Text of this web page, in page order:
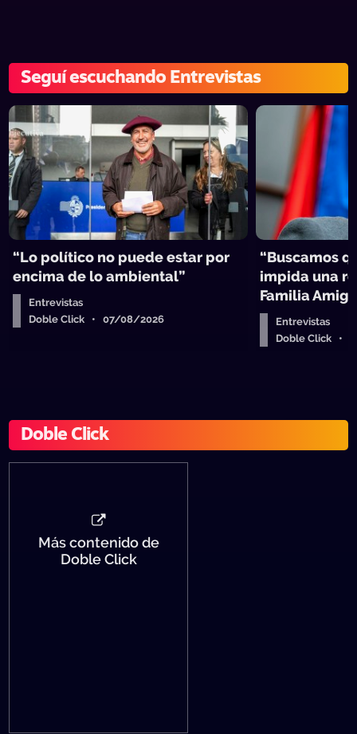
Seguí escuchando Entrevistas
“Lo político no puede estar por
encima de lo ambiental”
Entrevistas
Doble Click • 07/08/2026
“Buscamos
impida una
Familia
Entrevistas
Doble Click •
Doble Click
Más contenido de
Doble Click